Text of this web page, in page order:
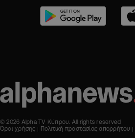
© 2026 Alpha TV Κύπρου. All rights reserved
Όροι χρήσης
Πολιτική προστασίας απορρήτου